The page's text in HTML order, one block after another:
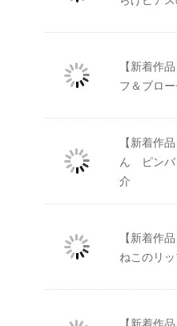
【新着作
フ＆ブロ
【新着作
ん ピンバ
介
【新着作
ねこのリ
【新着作